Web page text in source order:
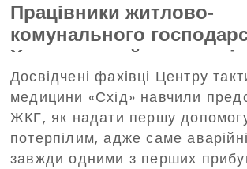
Працівники житлово-
комунального
Харкова пройшли
домедичної допомоги,
організований
фондом Дениса
Досвідчені фахівці Центру
медицини «Схід» навчили
ЖКГ, як надати першу
потерпілим, адже саме
завжди одними з перших